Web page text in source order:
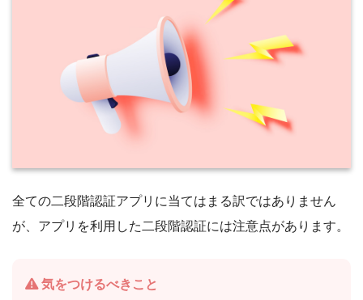
全ての二段階認証アプリに当てはまる訳ではありません
が、アプリを利用した二段階認証には注意点があります。
気をつけるべきこと